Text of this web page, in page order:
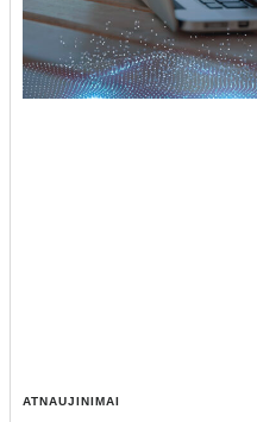
ATNAUJINIMAI